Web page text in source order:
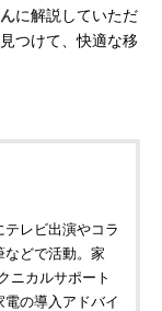
に解説していただ
つけて、快適な移
レビ出演やコラ
などで活動。家
ニカルサポート
の導入アドバイ